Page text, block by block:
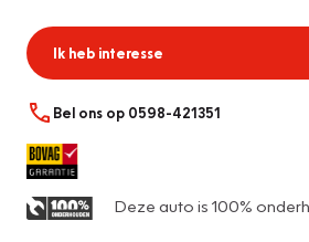
Ik heb interesse
Bel ons op 0598-421351
Deze auto is 100%